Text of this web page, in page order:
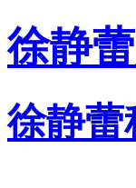
徐静
徐静蕾